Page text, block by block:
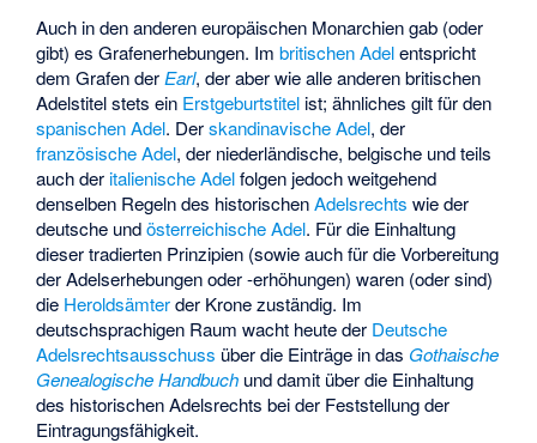
Auch in den anderen europäischen Monarchien gab (oder
gibt) es Grafenerhebungen. Imbritischen Adelentspricht
dem Grafen der Earl, der aber wie alle anderen britischen
Adelstitel stets ein Erstgeburtstitel ist; ähnliches gilt für den
spanischen Adel. Derskandinavische Adel, der
französische Adel, der niederländische, belgische und teils
auch der italienische Adelfolgen jedoch weitgehend
denselben Regeln des historischenAdelsrechts wie der
deutsche undösterreichische Adel. Für die Einhaltung
dieser tradierten Prinzipien (sowie auch für die Vorbereitung
der Adelserhebungen oder -erhöhungen) waren (oder sind)
die Heroldsämterder Krone zuständig. Im
deutschsprachigen Raum wacht heute der Deutsche
Adelsrechtsausschuss über die Einträge in das Gothaische
Genealogische Handbuch und damit über die Einhaltung
des historischen Adelsrechts bei der Feststellung der
Eintragungsfähigkeit.